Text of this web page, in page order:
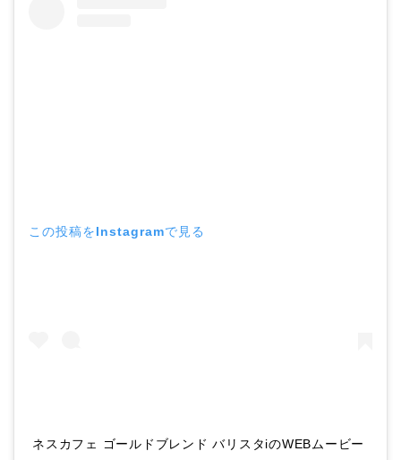
この投稿をInstagramで見る
ネスカフェ ゴールドブレンド バリスタiのWEBムービー